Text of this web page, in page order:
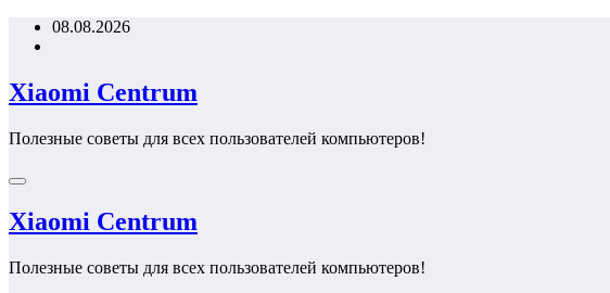
Перейти08.08.2026
Xiaomi Centrum
Полезные советы для всех пользователей компьютеров!
Xiaomi Centrum
Полезные советы для всех пользователей компьютеров!